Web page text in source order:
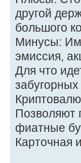
другой
большого
Минусы:
эмиссия,
Для что
Позволяют
фиатные
Карточная